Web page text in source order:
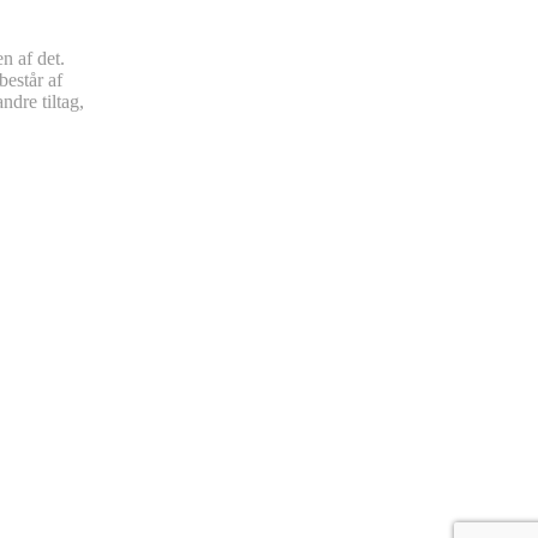
af det.
af
tiltag,